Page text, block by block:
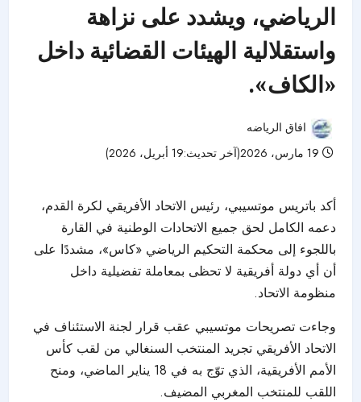
الرياضي، ويشدد على نزاهة
واستقلالية الهيئات القضائية داخل
«الكاف».
افاق الرياضه
أكد باتريس موتسيبي، رئيس الاتحاد الأفريقي لكرة القدم،
دعمه الكامل لحق جميع الاتحادات الوطنية في القارة
باللجوء إلى محكمة التحكيم الرياضي «كاس»، مشددًا على
أن أي دولة أفريقية لا تحظى بمعاملة تفضيلية داخل
منظومة الاتحاد.
وجاءت تصريحات موتسيبي عقب قرار لجنة الاستئناف في
الاتحاد الأفريقي تجريد المنتخب السنغالي من لقب كأس
الأمم الأفريقية، الذي توّج به في 18 يناير الماضي، ومنح
اللقب للمنتخب المغربي المضيف.